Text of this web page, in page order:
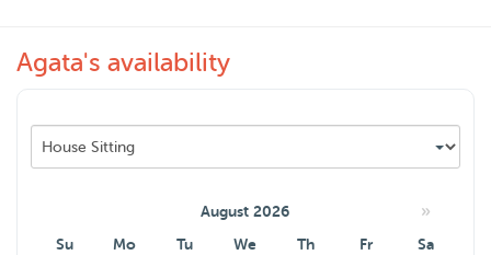
en ook met andere dieren (katten, konijnen, hamsters),
Als de hond gelukkig is, kan de baasje ook ontspannen! ☺️
Agata's availability
August 2026 »
Su Mo Tu We Th Fr Sa